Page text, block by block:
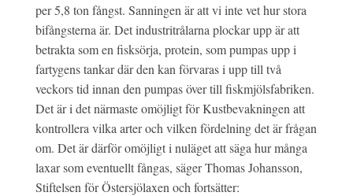
per 5,8 ton fångst. Sanningen är att vi inte vet hur stora
bifångsterna är. Det industritrålarna plockar upp är att
betrakta som en fisksörja, protein, som pumpas upp i
fartygens tankar där den kan förvaras i upp till två
veckors tid innan den pumpas över till fiskmjölsfabriken.
Det är i det närmaste omöjligt för Kustbevakningen att
kontrollera vilka arter och vilken fördelning det är frågan
om. Det är därför omöjligt i nuläget att säga hur många
laxar som eventuellt fångas, säger Thomas Johansson,
Stiftelsen för Östersjölaxen och fortsätter: